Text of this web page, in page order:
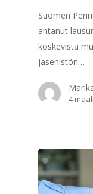
Suomen
antanut
koskevista
jäsenistön…
4